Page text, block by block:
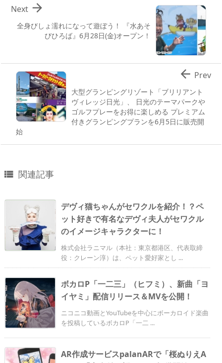
全身びしょ濡れになって遊ぼう！ 『水あそ
びひろば』6月28日(金)オープン！

Next
大型グランピングリゾート「ブリリアント
ヴィレッジ日光」、 日光のテーマパークや
ゴルフプレーをお得に楽しめる プレミアム
付きグランピングプランを6月5日に販売開
始
 Prev
 関連記事
デヴィ猫ちゃんがセワクルを紹介！？ペ
ット好きで有名なデヴィ夫人がセワクル
のイメージキャラクターに！
株式会社ラニマル（本社：東京都港区、代表取締
役：クレーン淳）は、ペット愛好家とし ...
ボカロP「一二三」（ヒフミ）、新曲「ヨ
イヤミ」配信リリース＆MVを公開！
ニコニコ動画とYouTubeを中心にボーカロイド楽曲
を投稿しているボカロP「一二 ...
AR作成サービスpalanARで「桜ぬりえA